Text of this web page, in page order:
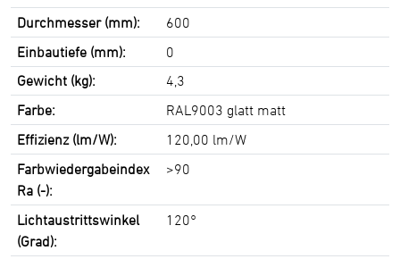
Durchmesser (mm):
600
Einbautiefe (mm):
0
Gewicht (kg):
4,3
Farbe:
RAL9003 glatt matt
Effizienz (lm/W):
120,00 lm/W
Farbwiedergabeindex
Ra (-):
>90
Lichtaustrittswinkel
(Grad):
120°